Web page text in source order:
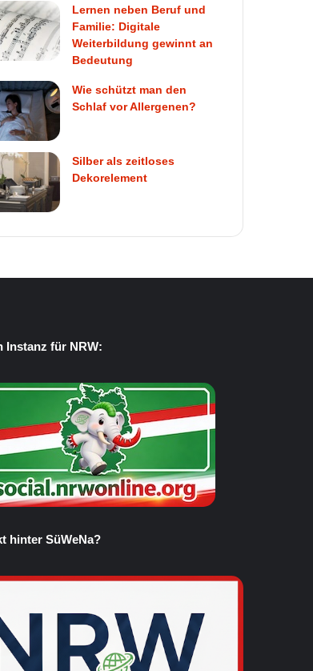
Lernen neben Beruf und
Familie: Digitale
Weiterbildung gewinnt an
Bedeutung
Wie schützt man den
Schlaf vor Allergenen?
Silber als zeitloses
Dekorelement
Instanz für NRW:
hinter SüWeNa?